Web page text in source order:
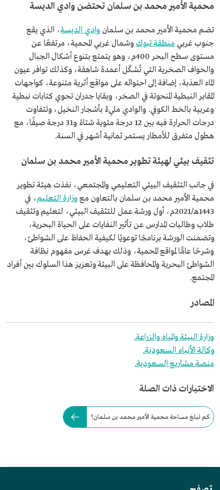
محمية الأمير محمد بن سلمان تحتضن وادي الديسة
تضم محمية الأمير محمد بن سلمان وادي الديسة، الذي يقع
جنوب غربي منطقة تبوك وشمال غربي المحمية، مرتفعًا عن
مستوى سطح البحر 400م، وهو يتمتع بتنوع أشكال الجبال
والحواف الصخرية التي تُشكّل أعمدة شاهقة، وكذلك توافر عيون
الماء العذبة، إضافة إلى احتوائه على مواقع أثرية متنوعة، كواجهات
المقابر النبطية المنحوتة في الصخر، وبقايا جدران تحوي كتابات نبطية
وعربية بالخط الكوفي. والوادي مليءٌ بأشجار النخيل، وتتفاوت
درجات الحرارة فيه بين 12 درجة مئوية شتاءً و31 درجة صيفًا، مع
هطول متفرق للأمطار يستمر ثمانية أشهر في السنة.
تثقيف بيئي لهيئة تطوير محمية الأمير محمد بن سلمان
في جانب التثقيف البيئي التعليمي والمجتمعي، نفذت هيئة تطوير
محمية الأمير محمد بن سلمان بالتعاون مع وزارة التعليم، في
1443هـ/2021م، أول ورشة عمل للتثقيف البيئي، لتعليم وتثقيف
طلاب وطالبات المدارس عن تأثير النفايات على الحياة البحرية،
وتضمنت الورشة برنامجًا توعويًا لكيفية الحفاظ على الشواطئ،
وشرحًا عامًّا لمواقع المحمية، وذلك بهدف غرس مفهوم نظافة
الشواطئ البحرية والمحافظة على البيئة وتعزيز هذا السلوك بين أفراد
المجتمع.
المصادر
وزارة البيئة والمياه والزراعة.
وكالة الأنباء السعودية.
منصة مشاريع السعودية.
الاختبارات ذات الصلة
كم تبلغ مساحة محمية الأمير محمد بن سلمان؟